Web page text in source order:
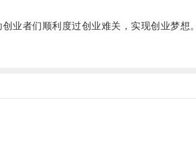
者们顺利度过创业难关，实现创业梦想。